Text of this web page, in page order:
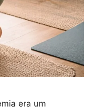
era um